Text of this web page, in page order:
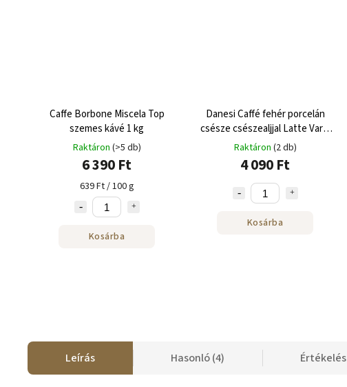
Caffe Borbone Miscela Top
szemes kávé 1 kg
Raktáron (>5 db)
6 390 Ft
639 Ft / 100 g
Kosárba
Danesi Caffé fehér porcelán
csésze csészealjjal Latte Vario
Max 250 ml-hez
Raktáron (2 db)
4 090 Ft
Kosárba
Leírás Hasonló (4) Értékelés